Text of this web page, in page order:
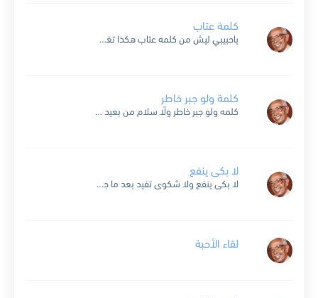
كلمة عتاب
ياحبيبي ليش من كلمه عتاب هكذا تغضب وتزعل تبتدي ترميني في بحر العذاب والوفاء للود يكمل ياحبيبي ليش تجرحك كلمه عتاب ياحبيب ليش حبنا يصبح سراب ياحبيبي بالعتاب الحب يكبر...
كلمة ولو جبر خاطر
كلمه ولو جبر خاطر ولّا سلام من بعيد ولّا رسالة ياهاجر في يد ساعي البريد أنا في انتظارك .. تقابلني وتسمع قصتي حتى النهاية وأنت اختيارك .. تسامحني إذا حبيت...
لا بكى ينفع
لا بكى ينفع ولا شكوى تفيد بعد ما جافيت يا حبي الوحيد عند من بشكي ومن لولاك يسمع شكوتي عند من ببكي ومن لولا يمسح دمعتي قلبك الطيب قسي مثل...
لقاء الأحبة